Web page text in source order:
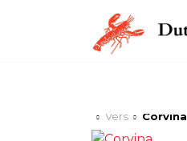
Vers Corvina